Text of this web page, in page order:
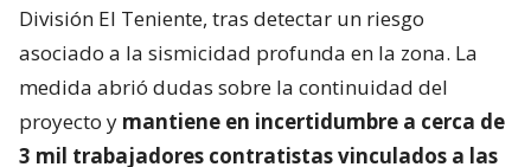
División El Teniente, tras detectar un riesgo
asociado a la sismicidad profunda en la zona. La
medida abrió dudas sobre la continuidad del
proyecto y mantiene en incertidumbre a cerca de
3 mil trabajadores contratistas vinculados a las